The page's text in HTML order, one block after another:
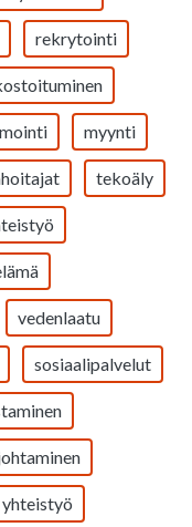
rekrytointi
myynti
tekoäly
vedenlaatu
sosiaalipalvelut
yhteistyö